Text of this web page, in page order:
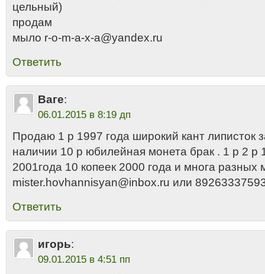
цельный)
продам
мыло r-o-m-a-x-a@yandex.ru
Ответить
Ваге:
06.01.2015 в 8:19 дп
Продаю 1 р 1997 года широкий кант липисток
наличии 10 р юбилейная монета брак . 1 р 2 р
2001года 10 копеек 2000 года и многа разных
mister.hovhannisyan@inbox.ru или
Ответить
игорь:
09.01.2015 в 4:51 пп